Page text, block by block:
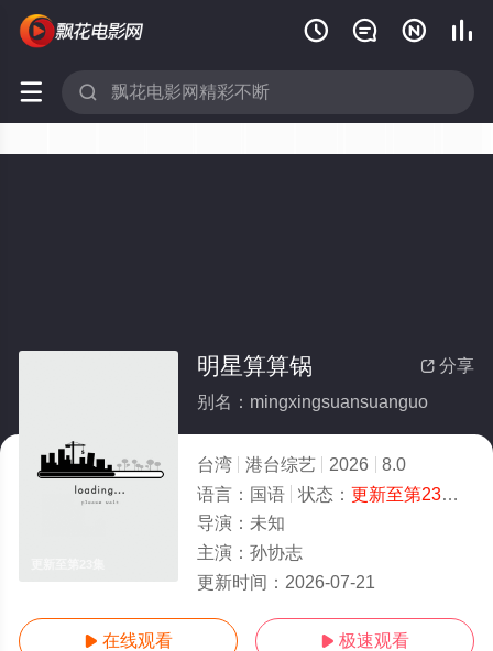
   
 
 分享
明星算算锅
别名：mingxingsuansuanguo
台湾 港台综艺 2026
8.0
语言： 国语 状态： 更新至第23集
导演： 未知
主演： 孙协志
更新时间： 2026-07-21
 在线观看  极速观看